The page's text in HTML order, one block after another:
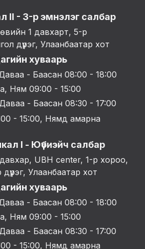
II - 3-р эмнэлэг салбар
1 давхарт, 5-р
дүүрэг, Улаанбаатар хот
хуваарь
- Баасан 08:00 - 18:00
Ням 09:00 - 15:00
- Баасан 08:30 - 17:00
- 15:00, Нямд амарна
I - Юүбиэйч салбар
UBH center, 1-р хороо,
дүүрэг, Улаанбаатар хот
хуваарь
- Баасан 08:00 - 18:00
Ням 09:00 - 15:00
- Баасан 08:30 - 17:00
- 15:00, Нямд амарна